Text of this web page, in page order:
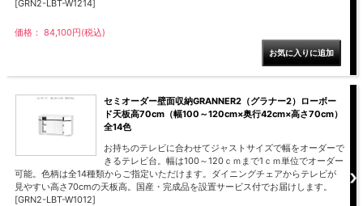
[GRN2-LBT-W1214]
価格： 84,100円(税込)
セミオーダー壁面収納GRANNER2（グラナー2）ローボー
ド天板高70cm（幅100～120cm×奥行42cm×高さ70cm）
全14色
お持ちのテレビに合わせてジャストサイズで幅をオーダーで
きるテレビ台。幅は100～120ｃｍまで1ｃｍ単位でオーダー
可能。色柄は全14種類からご指定いただけます。ダイニングチェアからテレビが
見やすい高さ70cmの天板高。国産・完成品を設置サービス付でお届けします。
[GRN2-LBT-W1012]